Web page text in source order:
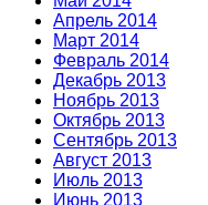
Апрель 2014
Март 2014
Февраль 2014
Декабрь 2013
Ноябрь 2013
Октябрь 2013
Сентябрь 2013
Август 2013
Июль 2013
Июнь 2013